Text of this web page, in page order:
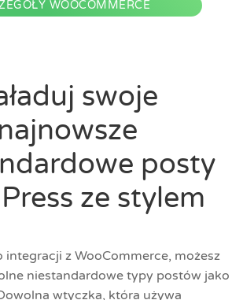
WOOCOMMERCE
swoje
posty
ze stylem
integracji z WooCommerce, możesz
niestandardowe typy postów jako
wtyczka, która używa